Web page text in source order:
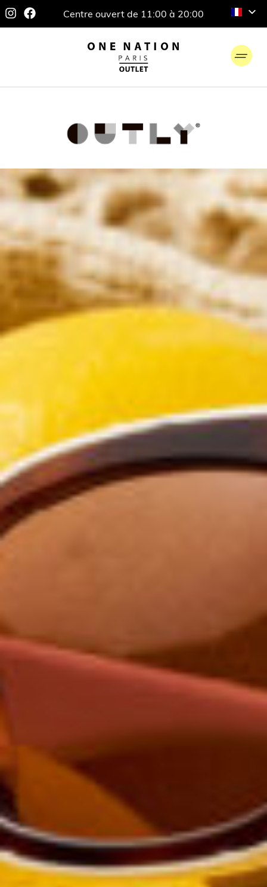
Centre ouvert de 11:00 à 20:00